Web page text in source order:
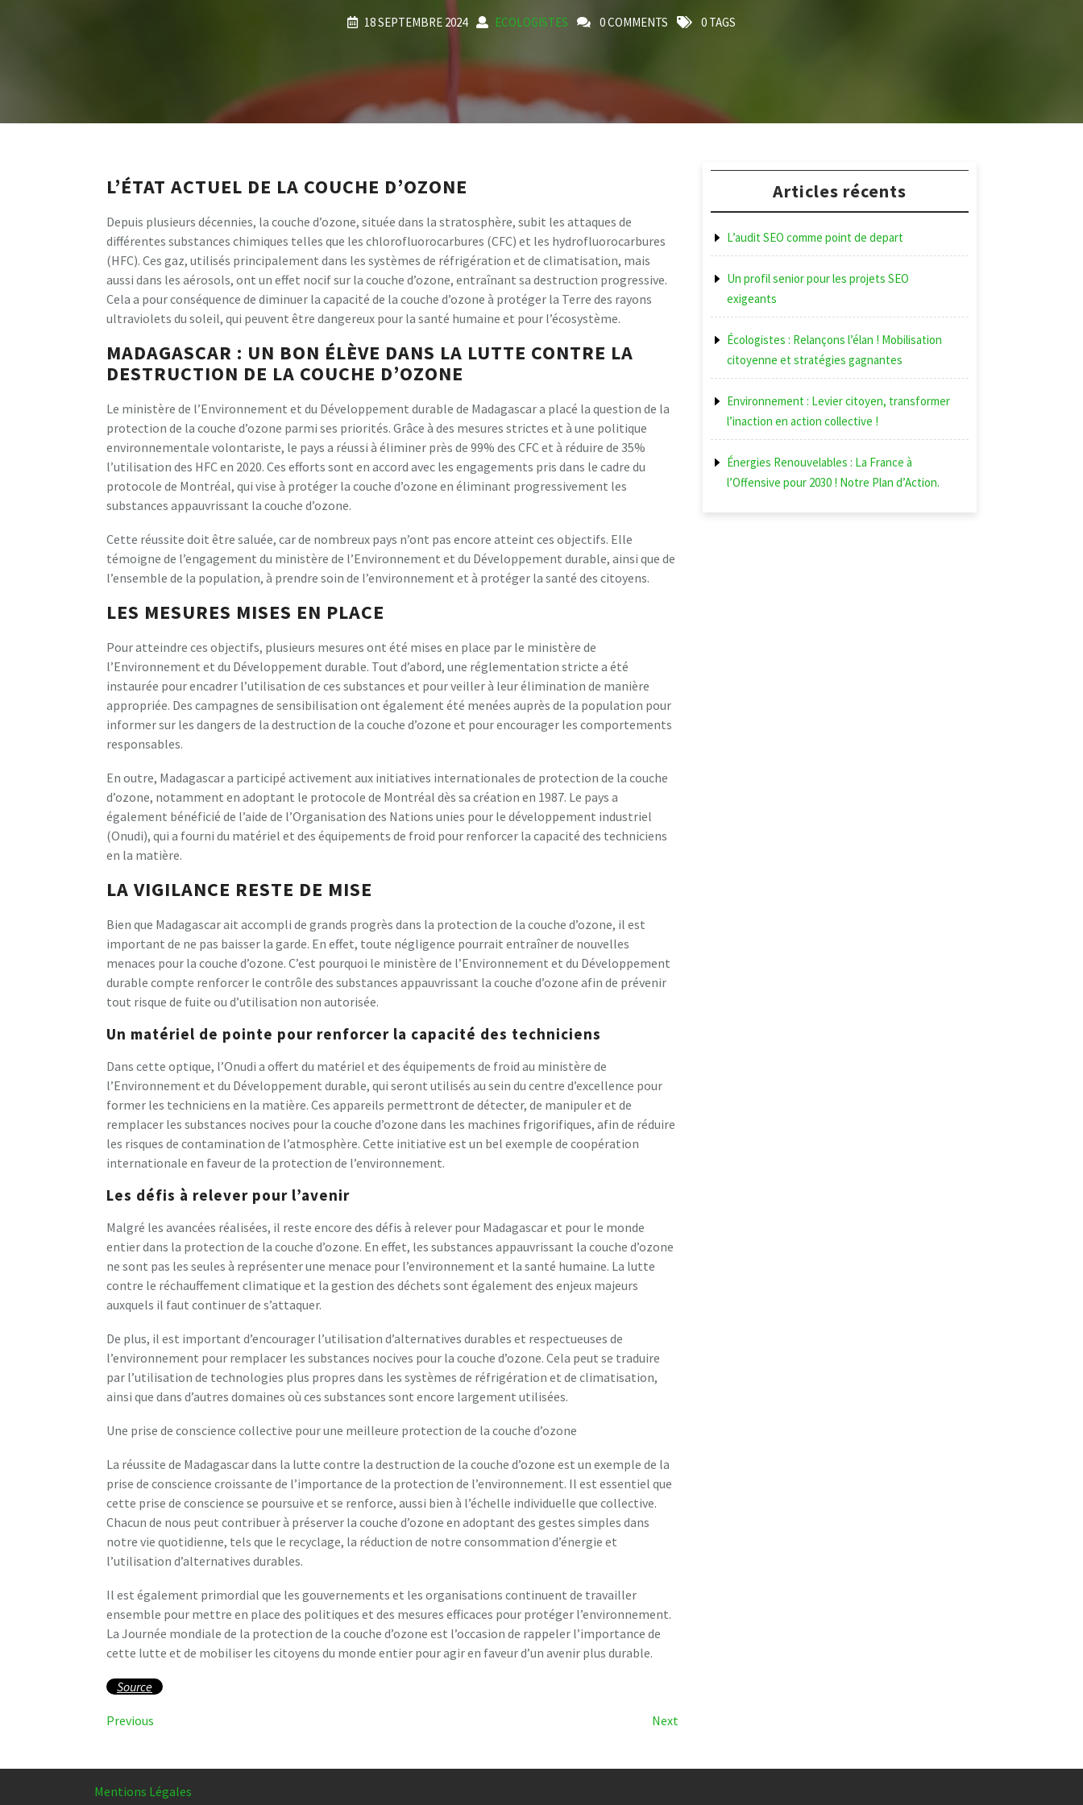
18 SEPTEMBRE 2024 ECOLOGISTES 0 COMMENTS 0 TAGS
L’ÉTAT ACTUEL DE LA COUCHE D’OZONE
Depuis plusieurs décennies, la couche d’ozone, située dans la stratosphère, subit les attaques de
différentes substances chimiques telles que les chlorofluorocarbures (CFC) et les hydrofluorocarbures
(HFC). Ces gaz, utilisés principalement dans les systèmes de réfrigération et de climatisation, mais
aussi dans les aérosols, ont un effet nocif sur la couche d’ozone, entraînant sa destruction progressive.
Cela a pour conséquence de diminuer la capacité de la couche d’ozone à protéger la Terre des rayons
ultraviolets du soleil, qui peuvent être dangereux pour la santé humaine et pour l’écosystème.
MADAGASCAR : UN BON ÉLÈVE DANS LA LUTTE CONTRE LA
DESTRUCTION DE LA COUCHE D’OZONE
Le ministère de l’Environnement et du Développement durable de Madagascar a placé la question de la
protection de la couche d’ozone parmi ses priorités. Grâce à des mesures strictes et à une politique
environnementale volontariste, le pays a réussi à éliminer près de 99% des CFC et à réduire de 35%
l’utilisation des HFC en 2020. Ces efforts sont en accord avec les engagements pris dans le cadre du
protocole de Montréal, qui vise à protéger la couche d’ozone en éliminant progressivement les
substances appauvrissant la couche d’ozone.
Cette réussite doit être saluée, car de nombreux pays n’ont pas encore atteint ces objectifs. Elle
témoigne de l’engagement du ministère de l’Environnement et du Développement durable, ainsi que de
l’ensemble de la population, à prendre soin de l’environnement et à protéger la santé des citoyens.
LES MESURES MISES EN PLACE
Pour atteindre ces objectifs, plusieurs mesures ont été mises en place par le ministère de
l’Environnement et du Développement durable. Tout d’abord, une réglementation stricte a été
instaurée pour encadrer l’utilisation de ces substances et pour veiller à leur élimination de manière
appropriée. Des campagnes de sensibilisation ont également été menées auprès de la population pour
informer sur les dangers de la destruction de la couche d’ozone et pour encourager les comportements
responsables.
En outre, Madagascar a participé activement aux initiatives internationales de protection de la couche
d’ozone, notamment en adoptant le protocole de Montréal dès sa création en 1987. Le pays a
également bénéficié de l’aide de l’Organisation des Nations unies pour le développement industriel
(Onudi), qui a fourni du matériel et des équipements de froid pour renforcer la capacité des techniciens
en la matière.
LA VIGILANCE RESTE DE MISE
Bien que Madagascar ait accompli de grands progrès dans la protection de la couche d’ozone, il est
important de ne pas baisser la garde. En effet, toute négligence pourrait entraîner de nouvelles
menaces pour la couche d’ozone. C’est pourquoi le ministère de l’Environnement et du Développement
durable compte renforcer le contrôle des substances appauvrissant la couche d’ozone afin de prévenir
tout risque de fuite ou d’utilisation non autorisée.
Un matériel de pointe pour renforcer la capacité des techniciens
Dans cette optique, l’Onudi a offert du matériel et des équipements de froid au ministère de
l’Environnement et du Développement durable, qui seront utilisés au sein du centre d’excellence pour
former les techniciens en la matière. Ces appareils permettront de détecter, de manipuler et de
remplacer les substances nocives pour la couche d’ozone dans les machines frigorifiques, afin de réduire
les risques de contamination de l’atmosphère. Cette initiative est un bel exemple de coopération
internationale en faveur de la protection de l’environnement.
Les défis à relever pour l’avenir
Malgré les avancées réalisées, il reste encore des défis à relever pour Madagascar et pour le monde
entier dans la protection de la couche d’ozone. En effet, les substances appauvrissant la couche d’ozone
ne sont pas les seules à représenter une menace pour l’environnement et la santé humaine. La lutte
contre le réchauffement climatique et la gestion des déchets sont également des enjeux majeurs
auxquels il faut continuer de s’attaquer.
De plus, il est important d’encourager l’utilisation d’alternatives durables et respectueuses de
l’environnement pour remplacer les substances nocives pour la couche d’ozone. Cela peut se traduire
par l’utilisation de technologies plus propres dans les systèmes de réfrigération et de climatisation,
ainsi que dans d’autres domaines où ces substances sont encore largement utilisées.
Une prise de conscience collective pour une meilleure protection de la couche d’ozone
La réussite de Madagascar dans la lutte contre la destruction de la couche d’ozone est un exemple de la
prise de conscience croissante de l’importance de la protection de l’environnement. Il est essentiel que
cette prise de conscience se poursuive et se renforce, aussi bien à l’échelle individuelle que collective.
Chacun de nous peut contribuer à préserver la couche d’ozone en adoptant des gestes simples dans
notre vie quotidienne, tels que le recyclage, la réduction de notre consommation d’énergie et
l’utilisation d’alternatives durables.
Il est également primordial que les gouvernements et les organisations continuent de travailler
ensemble pour mettre en place des politiques et des mesures efficaces pour protéger l’environnement.
La Journée mondiale de la protection de la couche d’ozone est l’occasion de rappeler l’importance de
cette lutte et de mobiliser les citoyens du monde entier pour agir en faveur d’un avenir plus durable.
Source
Navigation
l’article
Previous
Previous
Next
Next
Articles récents
L’audit SEO comme point de depart
Un profil senior pour les projets SEO
exigeants
Écologistes : Relançons l’élan ! Mobilisation
citoyenne et stratégies gagnantes
Environnement : Levier citoyen, transformer
l’inaction en action collective !
Énergies Renouvelables : La France à
l’Offensive pour 2030 ! Notre Plan d’Action.
Mentions Légales